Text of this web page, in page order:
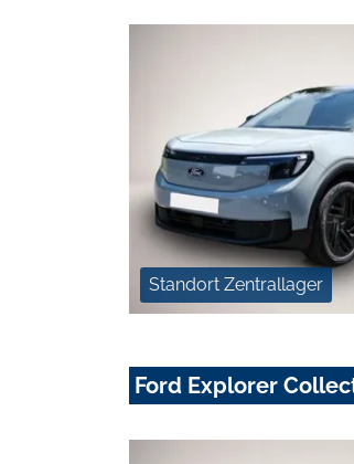
Standort Zentrallager
Ford Explorer